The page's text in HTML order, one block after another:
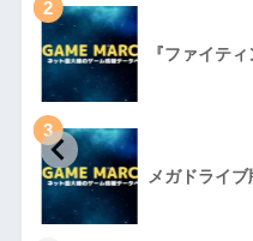
2
『ファイテ
3
メガドライブ